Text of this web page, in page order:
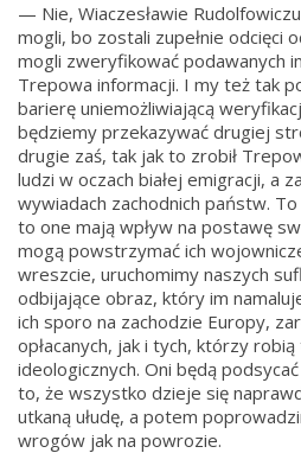
— Nie, Wiaczesławie
mogli, bo zostali zupełnie odcięci
mogli zweryfikować podawanych
Trepowa informacji. I my też tak
barierę uniemożliwiającą
będziemy przekazywać drugiej
drugie zaś, tak jak to zrobił
ludzi w oczach białej emigracji, a
wywiadach zachodnich państw.
to one mają wpływ na postawę
mogą powstrzymać ich
wreszcie, uruchomimy naszych
odbijające obraz, który im
ich sporo na zachodzie Europy,
opłacanych, jak i tych, którzy
ideologicznych. Oni będą
to, że wszystko dzieje się
utkaną ułudę, a potem
wrogów jak na powrozie.